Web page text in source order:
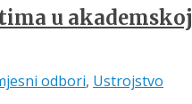
u akademskoj
odbori, Ustrojstvo